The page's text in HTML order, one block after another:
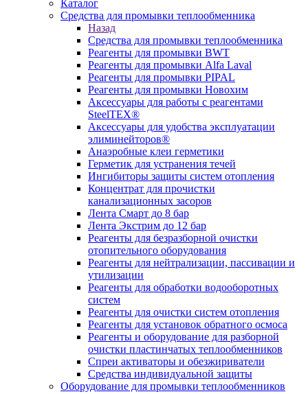
Каталог
Средства для промывки теплообменника
Назад
Средства для промывки теплообменника
Реагенты для промывки BWT
Реагенты для промывки Alfa Laval
Реагенты для промывки PIPAL
Реагенты для промывки Новохим
Аксессуары для работы с реагентами
SteelTEX®
Аксессуары для удобства эксплуатации
элиминейторов®
Анаэробные клеи герметики
Герметик для устранения течей
Ингибиторы защиты систем отопления
Концентрат для прочистки
канализационных засоров
Лента Смарт до 8 бар
Лента Экстрим до 12 бар
Реагенты для безразборной очистки
отопительного оборудования
Реагенты для нейтрализации, пассивации и
утилизации
Реагенты для обработки водооборотных
систем
Реагенты для очистки систем отопления
Реагенты для установок обратного осмоса
Реагенты и оборудование для разборной
очистки пластинчатых теплообменников
Спреи активаторы и обезжириватели
Средства индивидуальной защиты
Оборудование для промывки теплообменников